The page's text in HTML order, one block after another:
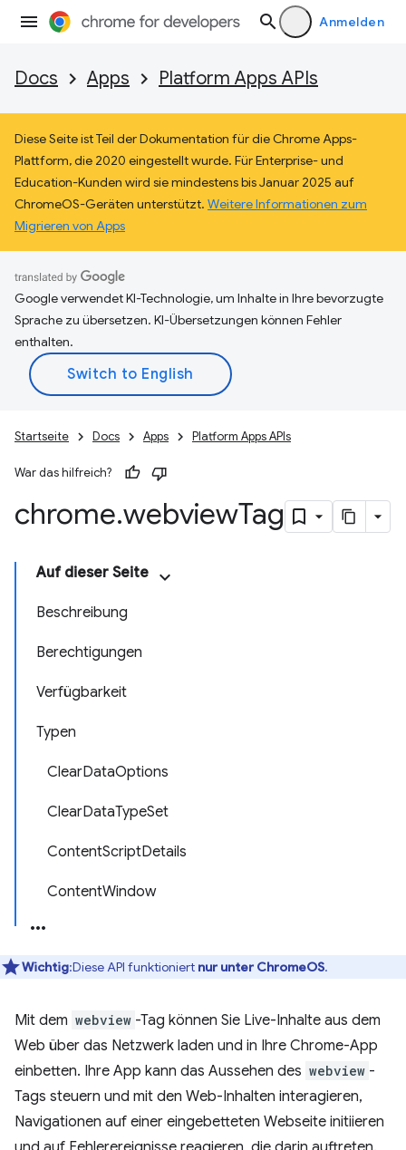
Anmelden
Docs Apps Platform Apps APIs
Diese Seite ist Teil der Dokumentation für die Chrome Apps-
Plattform, die 2020 eingestellt wurde. Für Enterprise- und
Education-Kunden wird sie mindestens bis Januar 2025 auf
ChromeOS-Geräten unterstützt. Weitere Informationen zum
Migrieren von Apps
Google verwendet KI-Technologie, um Inhalte in Ihre bevorzugte
Sprache zu übersetzen. KI-Übersetzungen können Fehler
enthalten.
Startseite Docs Apps Platform Apps APIs
War das hilfreich?
chrome.webviewTag
Auf dieser Seite
Beschreibung
Berechtigungen
Verfügbarkeit
Typen
ClearDataOptions
ClearDataTypeSet
ContentScriptDetails
ContentWindow
Wichtig:Diese API funktioniert nur unter ChromeOS.
Mit dem webview -Tag können Sie Live-Inhalte aus dem
Web über das Netzwerk laden und in Ihre Chrome-App
einbetten. Ihre App kann das Aussehen des webview -
Tags steuern und mit den Web-Inhalten interagieren,
Navigationen auf einer eingebetteten Webseite initiieren